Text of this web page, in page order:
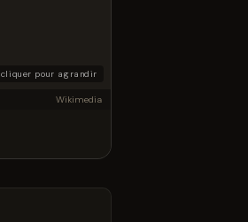
cliquer pour agrandir
Wikimedia